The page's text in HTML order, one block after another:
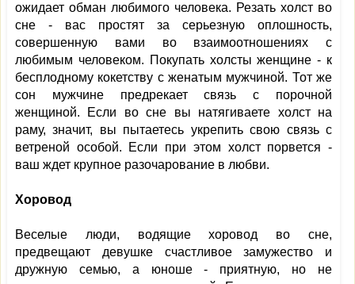
ожидает обман любимого человека. Резать холст во
сне - вас простят за серьезную оплошность,
совершенную вами во взаимоотношениях с
любимым человеком. Покупать холсты женщине - к
бесплодному кокетству с женатым мужчиной. Тот же
сон мужчине предрекает связь с порочной
женщиной. Если во сне вы натягиваете холст на
раму, значит, вы пытаетесь укрепить свою связь с
ветреной особой. Если при этом холст порвется -
ваш ждет крупное разочарование в любви.
Хоровод
Веселые люди, водящие хоровод во сне,
предвещают девушке счастливое замужество и
дружную семью, а юноше - приятную, но не